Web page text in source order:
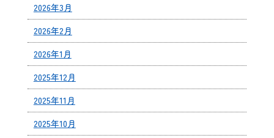
2026年3月
2026年2月
2026年1月
2025年12月
2025年11月
2025年10月